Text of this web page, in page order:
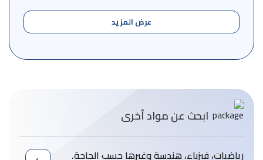
عرض المزيد
ابحث عن مواد أخرى
رياضيات، فيزباء، هندسة وغيرها حسب الحاجة.